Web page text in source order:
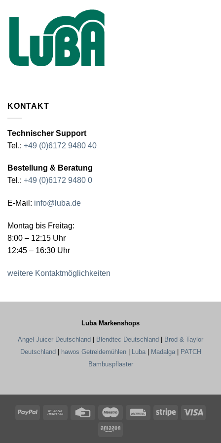
KONTAKT
Technischer Support
Tel.: +49 (0)6172 9480 40
Bestellung & Beratung
Tel.: +49 (0)6172 9480 0
E-Mail: info@luba.de
Montag bis Freitag:
8:00 – 12:15 Uhr
12:45 – 16:30 Uhr
weitere Kontaktmöglichkeiten
Luba Markenshops
Angel Juicer Deutschland | Blendtec Deutschland | Brod & Taylor
Deutschland| hawos Getreidemühlen| Luba| Madalga| PATCH
Bambuspflaster
PayPal
Bank
Credit
Maestro RechungStripe
Amazon